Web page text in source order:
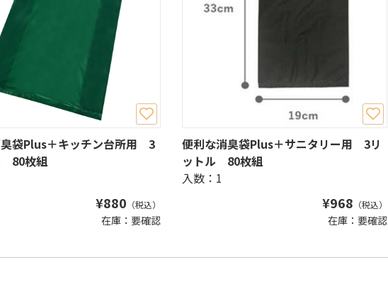
袋Plus＋キッチン台所用 3
80枚組
¥880 （税込）
在庫：要確認
便利な消臭袋Plus＋サニタリー用 3リ
ットル 80枚組
入数：1
¥968 （税込）
在庫：要確認